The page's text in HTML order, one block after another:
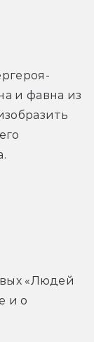
и фавна из
«Людей
и о